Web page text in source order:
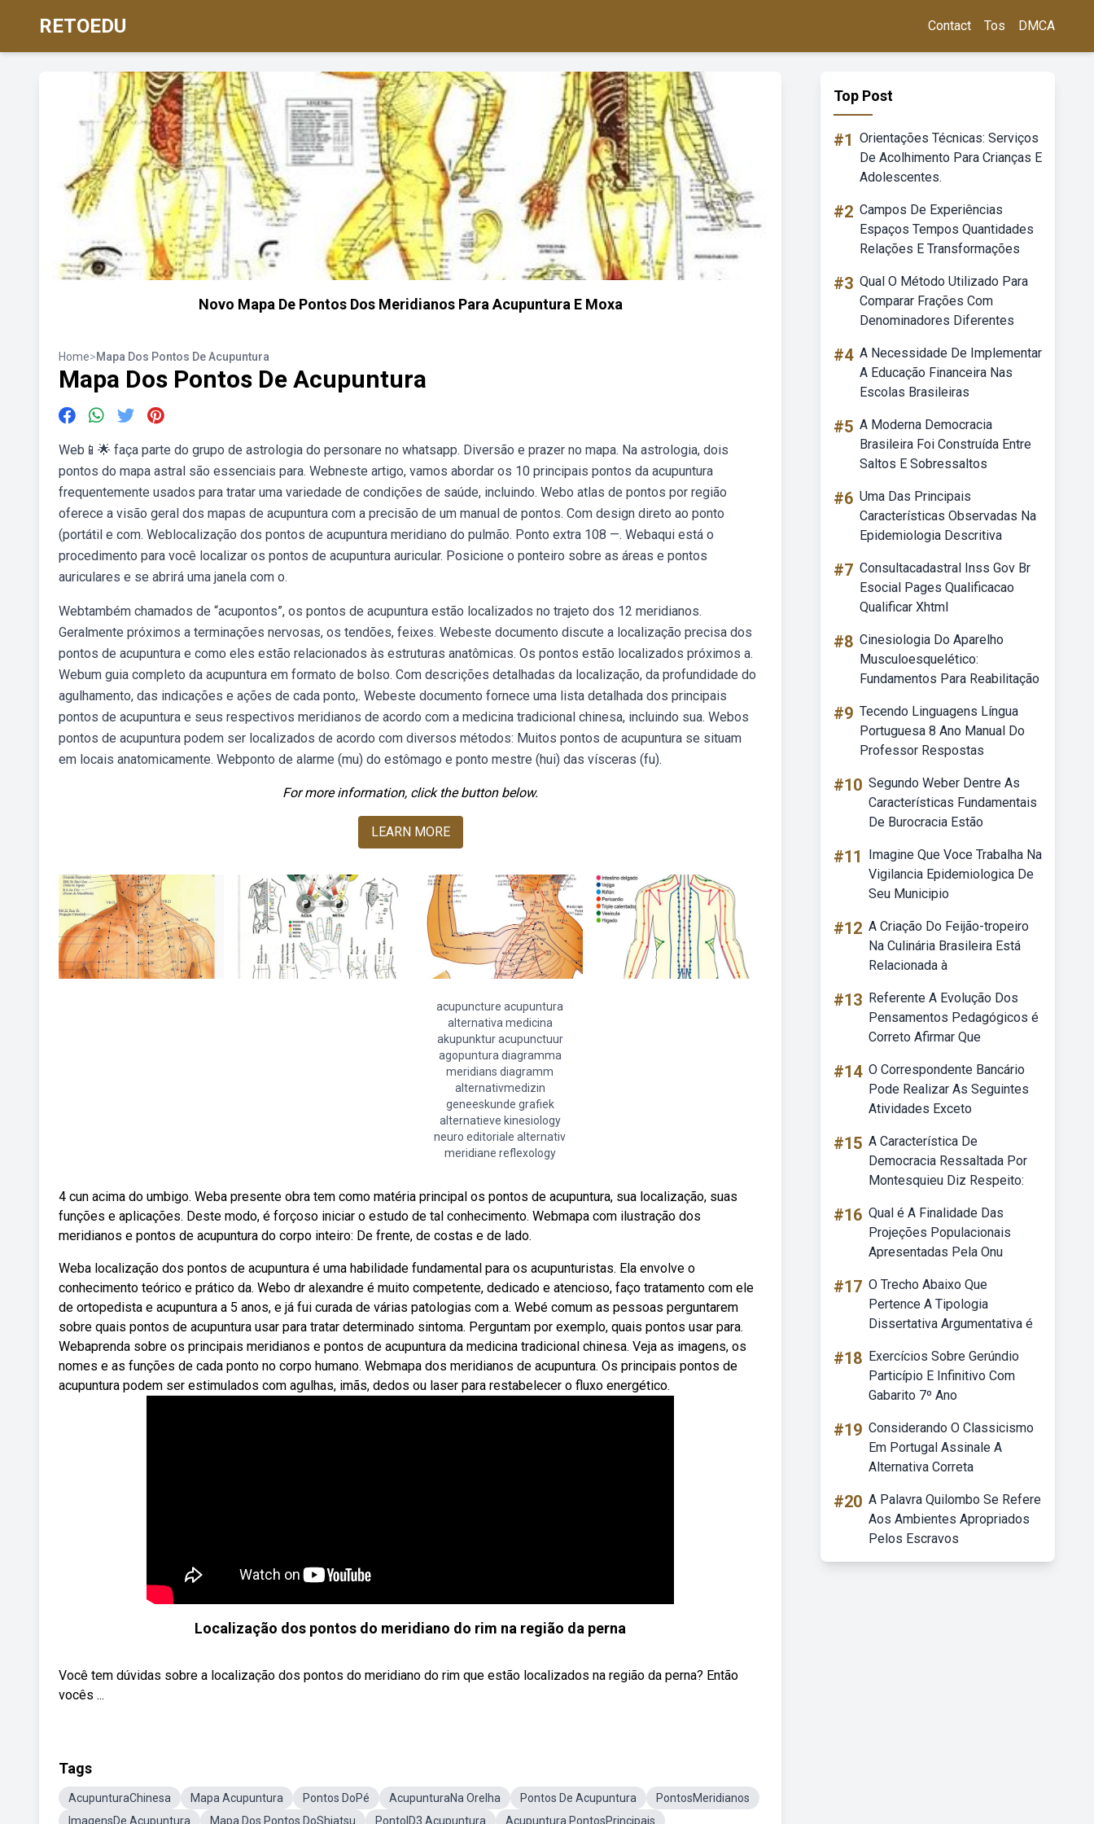
RETOEDU Contact Tos DMCA
Novo Mapa De Pontos Dos Meridianos Para Acupuntura E Moxa
Home>Mapa Dos Pontos De Acupuntura
Mapa Dos Pontos De Acupuntura
Web📱🌟 faça parte do grupo de astrologia do personare no whatsapp. Diversão e prazer no mapa. Na astrologia, dois
pontos do mapa astral são essenciais para. Webneste artigo, vamos abordar os 10 principais pontos da acupuntura
frequentemente usados para tratar uma variedade de condições de saúde, incluindo. Webo atlas de pontos por região
oferece a visão geral dos mapas de acupuntura com a precisão de um manual de pontos. Com design direto ao ponto
(portátil e com. Weblocalização dos pontos de acupuntura meridiano do pulmão. Ponto extra 108 —. Webaqui está o
procedimento para você localizar os pontos de acupuntura auricular. Posicione o ponteiro sobre as áreas e pontos
auriculares e se abrirá uma janela com o.
Webtambém chamados de “acupontos”, os pontos de acupuntura estão localizados no trajeto dos 12 meridianos.
Geralmente próximos a terminações nervosas, os tendões, feixes. Webeste documento discute a localização precisa dos
pontos de acupuntura e como eles estão relacionados às estruturas anatômicas. Os pontos estão localizados próximos a.
Webum guia completo da acupuntura em formato de bolso. Com descrições detalhadas da localização, da profundidade do
agulhamento, das indicações e ações de cada ponto,. Webeste documento fornece uma lista detalhada dos principais
pontos de acupuntura e seus respectivos meridianos de acordo com a medicina tradicional chinesa, incluindo sua. Webos
pontos de acupuntura podem ser localizados de acordo com diversos métodos: Muitos pontos de acupuntura se situam
em locais anatomicamente. Webponto de alarme (mu) do estômago e ponto mestre (hui) das vísceras (fu).
For more information, click the button below.
LEARN MORE
acupuncture acupuntura
alternativa medicina
akupunktur acupunctuur
agopuntura diagramma
meridians diagramm
alternativmedizin
geneeskunde grafiek
alternatieve kinesiology
neuro editoriale alternativ
meridiane reflexology
4 cun acima do umbigo. Weba presente obra tem como matéria principal os pontos de acupuntura, sua localização, suas
funções e aplicações. Deste modo, é forçoso iniciar o estudo de tal conhecimento. Webmapa com ilustração dos
meridianos e pontos de acupuntura do corpo inteiro: De frente, de costas e de lado.
Weba localização dos pontos de acupuntura é uma habilidade fundamental para os acupunturistas. Ela envolve o
conhecimento teórico e prático da. Webo dr alexandre é muito competente, dedicado e atencioso, faço tratamento com ele
de ortopedista e acupuntura a 5 anos, e já fui curada de várias patologias com a. Webé comum as pessoas perguntarem
sobre quais pontos de acupuntura usar para tratar determinado sintoma. Perguntam por exemplo, quais pontos usar para.
Webaprenda sobre os principais meridianos e pontos de acupuntura da medicina tradicional chinesa. Veja as imagens, os
nomes e as funções de cada ponto no corpo humano. Webmapa dos meridianos de acupuntura. Os principais pontos de
acupuntura podem ser estimulados com agulhas, imãs, dedos ou laser para restabelecer o fluxo energético.
Localização dos pontos do meridiano do rim na região da perna
Você tem dúvidas sobre a localização dos pontos do meridiano do rim que estão localizados na região da perna? Então
vocês ...
Tags
AcupunturaChinesa Mapa Acupuntura Pontos DoPé AcupunturaNa Orelha Pontos De Acupuntura
PontosMeridianos
ImagensDe Acupuntura
Mapa Dos Pontos DoShiatsu PontoID3 Acupuntura
Acupuntura PontosPrincipais
Top Post
#1 Orientações Técnicas: Serviços
De Acolhimento Para Crianças E
Adolescentes.
#2 Campos De Experiências
Espaços Tempos Quantidades
Relações E Transformações
#3 Qual O Método Utilizado Para
Comparar Frações Com
Denominadores Diferentes
#4 A Necessidade De Implementar
A Educação Financeira Nas
Escolas Brasileiras
#5 A Moderna Democracia
Brasileira Foi Construída Entre
Saltos E Sobressaltos
#6 Uma Das Principais
Características Observadas Na
Epidemiologia Descritiva
#7 Consultacadastral Inss Gov Br
Esocial Pages Qualificacao
Qualificar Xhtml
#8 Cinesiologia Do Aparelho
Musculoesquelético:
Fundamentos Para Reabilitação
#9 Tecendo Linguagens Língua
Portuguesa 8 Ano Manual Do
Professor Respostas
#10 Segundo Weber Dentre As
Características Fundamentais
De Burocracia Estão
#11
Imagine Que Voce Trabalha Na
Vigilancia Epidemiologica De
Seu Municipio
#12 A Criação Do Feijão-tropeiro
Na Culinária Brasileira Está
Relacionada à
#13 Referente A Evolução Dos
Pensamentos Pedagógicos é
Correto Afirmar Que
#14 O Correspondente Bancário
Pode Realizar As Seguintes
Atividades Exceto
#15 A Característica De
Democracia Ressaltada Por
Montesquieu Diz Respeito:
#16 Qual é A Finalidade Das
Projeções Populacionais
Apresentadas Pela Onu
#17 O Trecho Abaixo Que
Pertence A Tipologia
Dissertativa Argumentativa é
#18 Exercícios Sobre Gerúndio
Particípio E Infinitivo Com
Gabarito 7º Ano
#19 Considerando O Classicismo
Em Portugal Assinale A
Alternativa Correta
#20 A Palavra Quilombo Se Refere
Aos Ambientes Apropriados
Pelos Escravos